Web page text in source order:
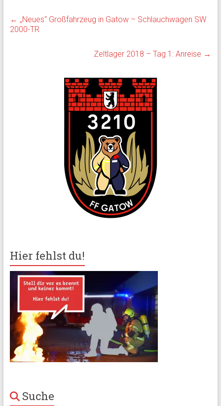
← „Neues“ Großfahrzeug in Gatow – Schlauchwagen SW
2000-TR
Zeltlager 2018 – Tag 1: Anreise →
Hier fehlst du!
Suche